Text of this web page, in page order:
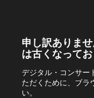
申し訳ありま
は古くなって
デジタル・コンサー
ただくために、ブラ
い。